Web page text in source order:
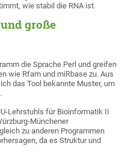
wie stabil die RNA ist.
große
die Sprache Perl und greifen
wie Rfam und miRbase zu. Aus
das Tool bekannte Muster, um
Lehrstuhls für Bioinformatik II
Münchener
zu anderen Programmen
da es Struktur und